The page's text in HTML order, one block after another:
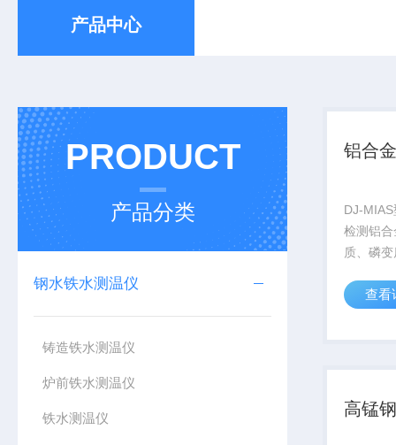
产品中心
PRODUCT
产品分类
钢水铁水测温仪
铸造铁水测温仪
炉前铁水测温仪
铁水测温仪
铝合
DJ-
检测铝
质、磷
查看
高锰